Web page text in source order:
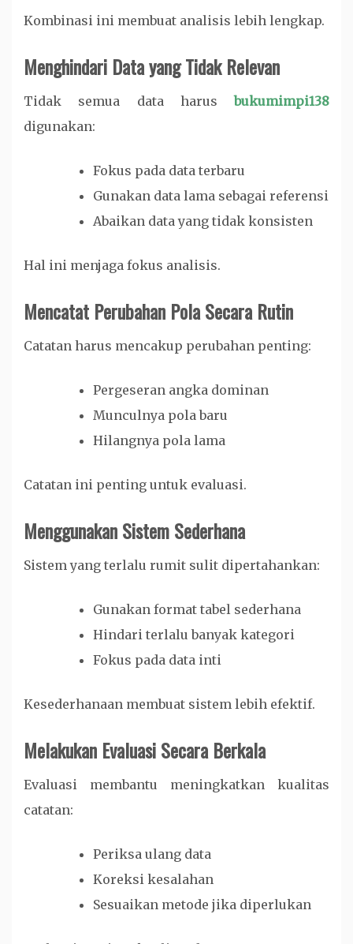
Kombinasi ini membuat analisis lebih lengkap.
Menghindari Data yang Tidak Relevan
Tidak semua data harusbukumimpi138
digunakan:
Fokus pada data terbaru
Gunakan data lama sebagai referensi
Abaikan data yang tidak konsisten
Hal ini menjaga fokus analisis.
Mencatat Perubahan Pola Secara Rutin
Catatan harus mencakup perubahan penting:
Pergeseran angka dominan
Munculnya pola baru
Hilangnya pola lama
Catatan ini penting untuk evaluasi.
Menggunakan Sistem Sederhana
Sistem yang terlalu rumit sulit dipertahankan:
Gunakan format tabel sederhana
Hindari terlalu banyak kategori
Fokus pada data inti
Kesederhanaan membuat sistem lebih efektif.
Melakukan Evaluasi Secara Berkala
Evaluasi membantu meningkatkan kualitas
catatan:
Periksa ulang data
Koreksi kesalahan
Sesuaikan metode jika diperlukan